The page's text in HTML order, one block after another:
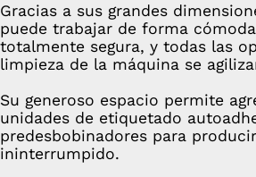
Gracias a sus grandes
puede trabajar de forma
totalmente segura, y todas las
limpieza de la máquina se
Su generoso espacio permite
unidades de etiquetado
predesbobinadores para
ininterrumpido.